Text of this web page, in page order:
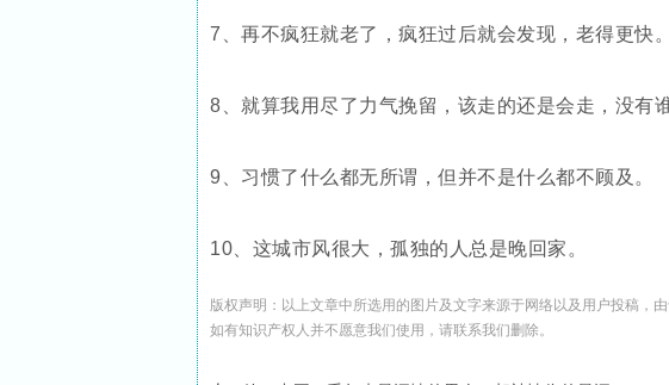
7、再不疯狂就老了，疯狂过后就会发现，老得更快。
8、就算我用尽了力气挽留，该走的还是会走，没有
9、习惯了什么都无所谓，但并不是什么都不顾及。
10、这城市风很大，孤独的人总是晚回家。
版权声明：以上文章中所选用的图片及文字来源于网络以及用户投稿，
如有知识产权人并不愿意我们使用，请联系我们删除。